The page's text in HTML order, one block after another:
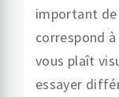
important de
correspond
vous plaît
essayer